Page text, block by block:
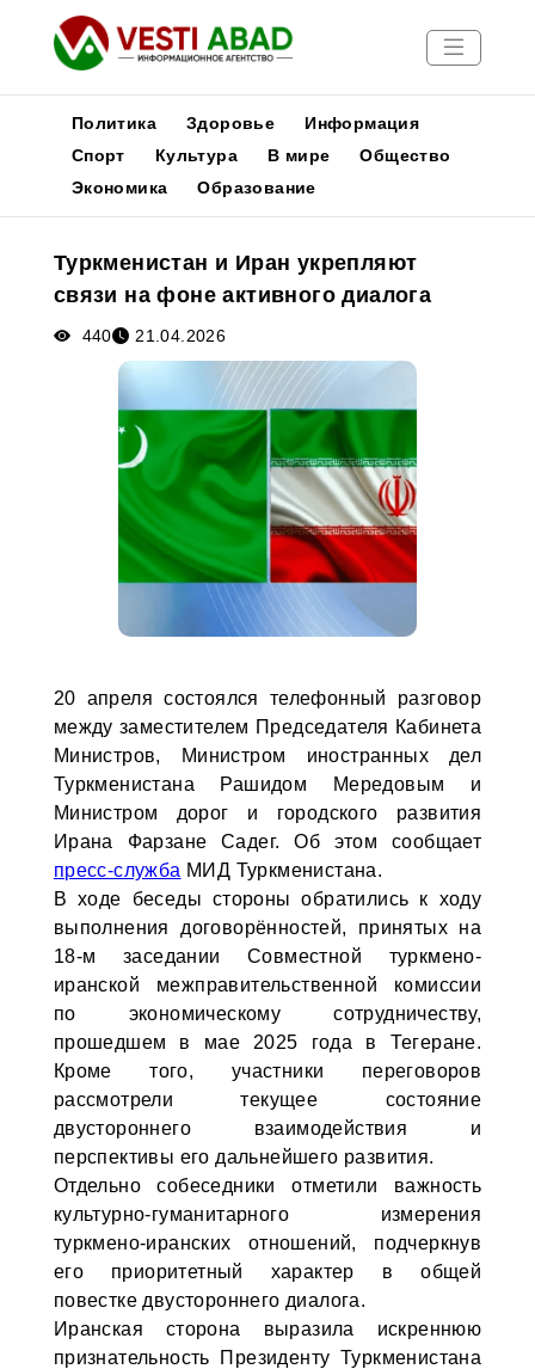
Новости
Медиа
Афиша
Политика Здоровье
Информация
Спорт
Культура В мире
Общество
Экономика
Образование
Туркменистан и Иран укрепляют
связи на фоне активного диалога
440 21.04.2026
20 апреля состоялся телефонный разговор
между заместителем Председателя Кабинета
Министров, Министром иностранных дел
Туркменистана Рашидом Мередовым и
Министром дорог и городского развития
Ирана Фарзане Садег. Об этом сообщает
пресс-служба МИД Туркменистана.
В ходе беседы стороны обратились к ходу
выполнения договорённостей, принятых на
18-м заседании Совместной туркмено-
иранской межправительственной комиссии
по экономическому сотрудничеству,
прошедшем в мае 2025 года в Тегеране.
Кроме того, участники переговоров
рассмотрели текущее состояние
двустороннего взаимодействия и
перспективы его дальнейшего развития.
Отдельно собеседники отметили важность
культурно-гуманитарного измерения
туркмено-иранских отношений, подчеркнув
его приоритетный характер в общей
повестке двустороннего диалога.
Иранская сторона выразила искреннюю
признательность Президенту Туркменистана